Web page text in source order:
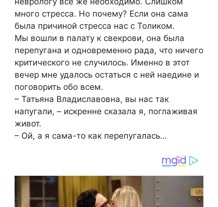
много стресса. Но почему? Если она сама
была причиной стресса нас с Толиком.
Мы вошли в палату к свекрови, она была
перепугана и одновременно рада, что ничего
критического не случилось. Именно в этот
вечер мне удалось остаться с ней наедине и
поговорить обо всем.
– Татьяна Владиславовна, вы нас так
напугали, – искренне сказала я, поглаживая
живот.
– Ой, а я сама-то как перепугалась…